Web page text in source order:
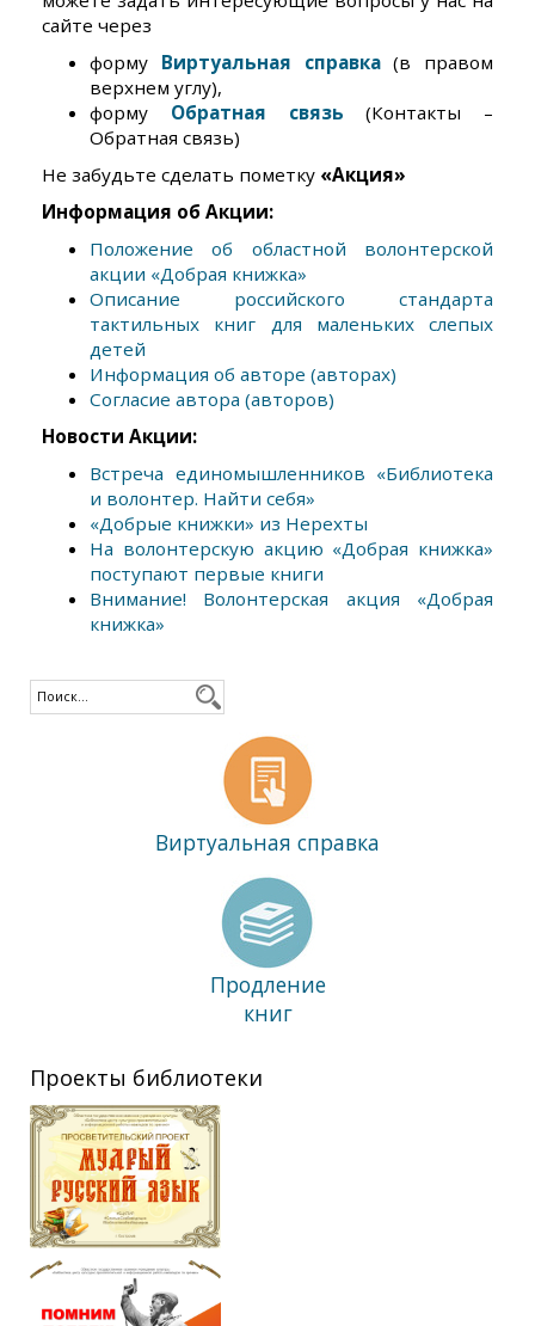
сайте через
форму Виртуальная справка(в правом
верхнем углу),
форму Обратная связь (Контакты –
Обратная связь)
Не забудьте сделать пометку «Акция»
Информация об Акции:
Положение об областной волонтерской
акции «Добрая книжка»
Описание российского стандарта
тактильных книг для маленьких слепых
детей
Информация об авторе (авторах)
Согласие автора (авторов)
Новости Акции:
Встреча единомышленников «Библиотека
и волонтер. Найти себя»
«Добрые книжки» из Нерехты
На волонтерскую акцию «Добрая книжка»
поступают первые книги
Внимание! Волонтерская акция «Добрая
книжка»
Виртуальная справка
Продление
книг
Проекты библиотеки